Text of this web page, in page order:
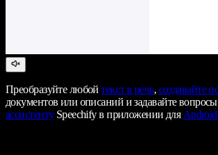
Преобразуйте любойтекст в речь, создавайте
документов или описаний и задавайте
ассистентуSpeechify в приложении дляAndroid